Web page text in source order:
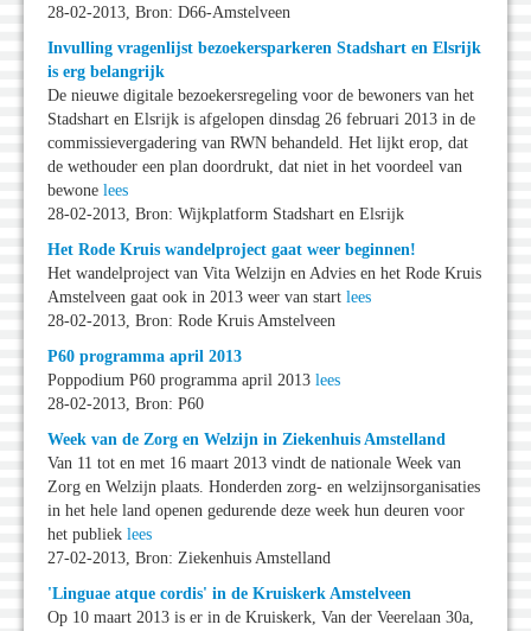
28-02-2013, Bron: D66-Amstelveen
Invulling vragenlijst bezoekersparkeren Stadshart en Elsrijk
is erg belangrijk
De nieuwe digitale bezoekersregeling voor de bewoners van het
Stadshart en Elsrijk is afgelopen dinsdag 26 februari 2013 in de
commissievergadering van RWN behandeld. Het lijkt erop, dat
de wethouder een plan doordrukt, dat niet in het voordeel van
bewone lees
28-02-2013, Bron: Wijkplatform Stadshart en Elsrijk
Het Rode Kruis wandelproject gaat weer beginnen!
Het wandelproject van Vita Welzijn en Advies en het Rode Kruis
Amstelveen gaat ook in 2013 weer van start lees
28-02-2013, Bron: Rode Kruis Amstelveen
P60 programma april 2013
Poppodium P60 programma april 2013 lees
28-02-2013, Bron: P60
Week van de Zorg en Welzijn in Ziekenhuis Amstelland
Van 11 tot en met 16 maart 2013 vindt de nationale Week van
Zorg en Welzijn plaats. Honderden zorg- en welzijnsorganisaties
in het hele land openen gedurende deze week hun deuren voor
het publiek lees
27-02-2013, Bron: Ziekenhuis Amstelland
'Linguae atque cordis' in de Kruiskerk Amstelveen
Op 10 maart 2013 is er in de Kruiskerk, Van der Veerelaan 30a,